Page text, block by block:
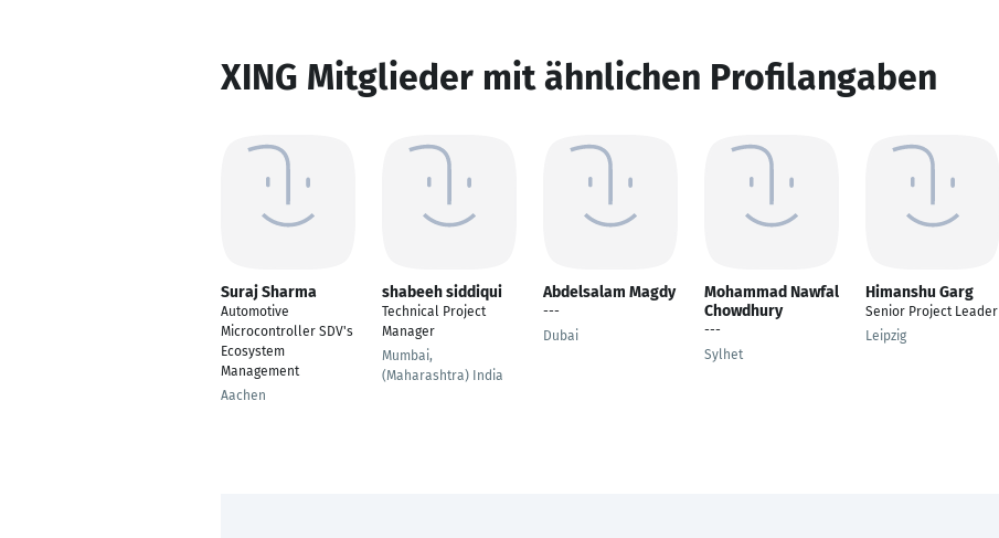
XING Mitglieder mit ähnlichen Profilangaben
Suraj Sharma
Automotive
Microcontroller SDV's
Ecosystem
Management
Aachen
shabeeh siddiqui
Technical Project
Manager
Mumbai,
(Maharashtra) India
Abdelsalam Magdy
---
Dubai
Mohammad Nawfal
Chowdhury
---
Sylhet
Himanshu Garg
Senior Project Leader
Leipzig